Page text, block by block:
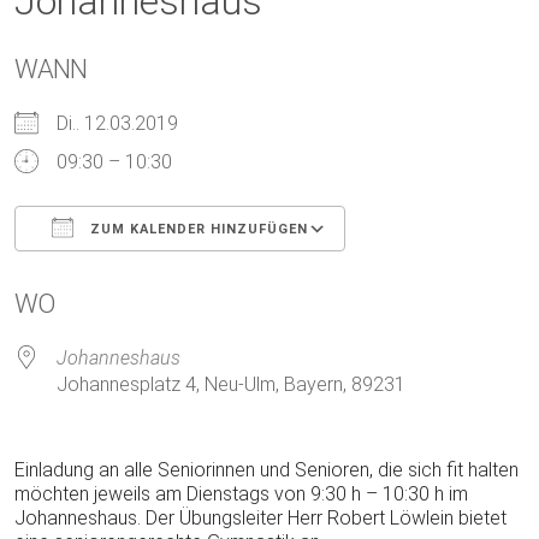
WANN
Di.. 12.03.2019
09:30 – 10:30
ZUM KALENDER HINZUFÜGEN
WO
Johanneshaus
Johannesplatz 4, Neu-Ulm, Bayern, 89231
Einladung an alle Seniorinnen und Senioren, die sich fit halten
möchten jeweils am Dienstags von 9:30 h – 10:30 h im
Johanneshaus. Der Übungsleiter Herr Robert Löwlein bietet